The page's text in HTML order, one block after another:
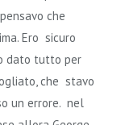
che
Ero sicuro
dato tutto per
che stavo
un errore. nel